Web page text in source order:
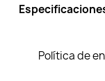
Política de